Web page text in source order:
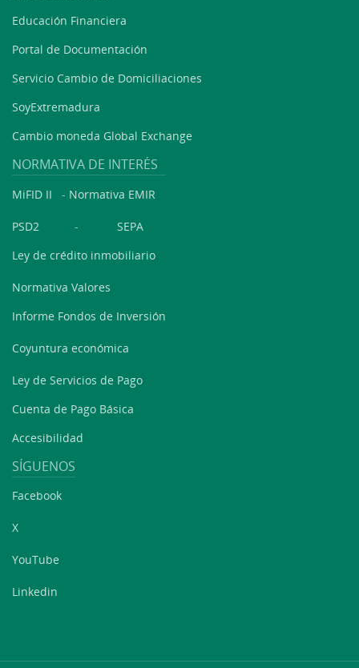
Educación Financiera
Portal de Documentación
Servicio Cambio de Domiciliaciones
SoyExtremadura
Cambio moneda Global Exchange
NORMATIVA DE INTERÉS
MiFID II - Normativa EMIR
PSD2 - SEPA
Ley de crédito inmobiliario
Normativa Valores
Informe Fondos de Inversión
Coyuntura económica
Ley de Servicios de Pago
Cuenta de Pago Básica
Accesibilidad
SÍGUENOS
Facebook
X
YouTube
Linkedin